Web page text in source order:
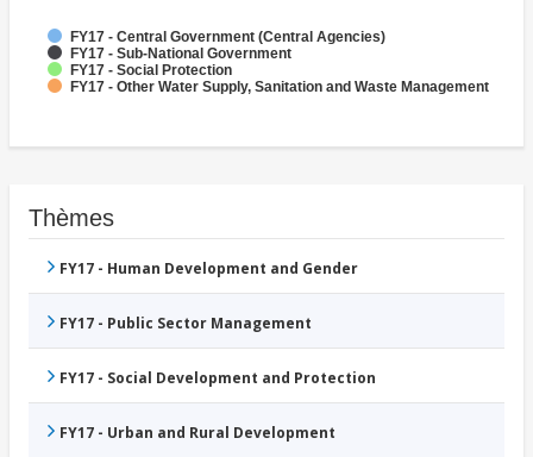
FY17 - Central Government (Central Agencies)
FY17 - Sub-National Government
FY17 - Social Protection
FY17 - Other Water Supply, Sanitation and Waste Management
Thèmes
FY17 - Human Development and Gender
FY17 - Public Sector Management
FY17 - Social Development and Protection
FY17 - Urban and Rural Development